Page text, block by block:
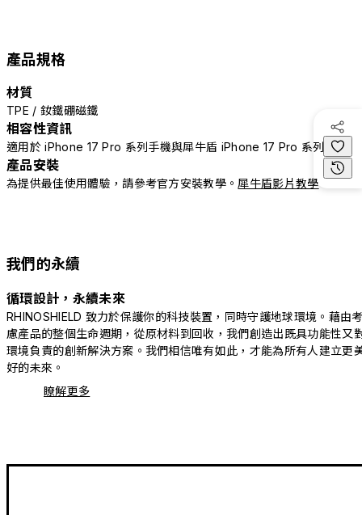
產品規格
材質
TPE / 釹鐵硼磁鐵
相容性資訊
適用於 iPhone 17 Pro 系列手機與犀牛盾 iPhone 17 Pro 系列配件
產品安裝
為提供最佳使用體驗，請參考官方安裝教學。 犀牛盾影片教學
我們的永續
循環設計，永續未來
RHINOSHIELD 致力於保護你的科技裝置，同時守護地球環境。藉由
慮產品的整個生命週期，從原材料到回收，我們創造出既具功能性又
環境負責的創新解決方案。我們相信唯有如此，才能為所有人建立更
好的未來。
瞭解更多